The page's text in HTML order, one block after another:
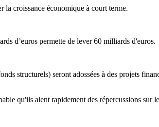
la croissance économique à court terme.
d’euros permette de lever 60 milliards d'euros.
structurels) seront adossées à des projets
qu'ils aient rapidement des répercussions sur